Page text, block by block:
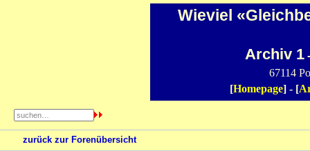
Wieviel
Archiv 1
67114
[Homepage] - [
zurück zur Forenübersicht